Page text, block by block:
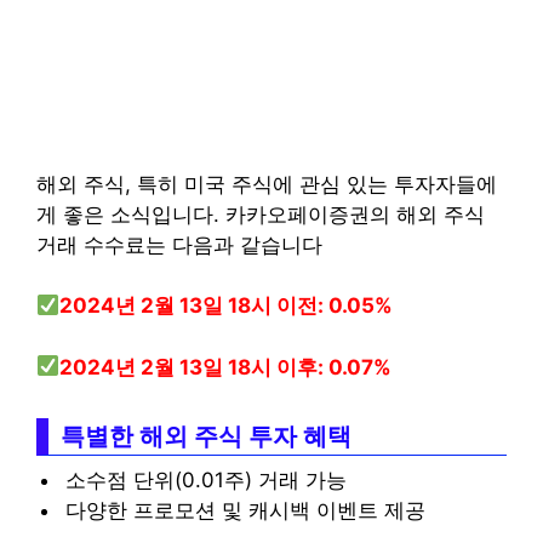
해외 주식, 특히 미국 주식에 관심 있는 투자자들에
게 좋은 소식입니다. 카카오페이증권의 해외 주식
거래 수수료는 다음과 같습니다
2024년 2월 13일 18시 이전: 0.05%
2024년 2월 13일 18시 이후: 0.07%
특별한 해외 주식 투자 혜택
소수점 단위(0.01주) 거래 가능
다양한 프로모션 및 캐시백 이벤트 제공